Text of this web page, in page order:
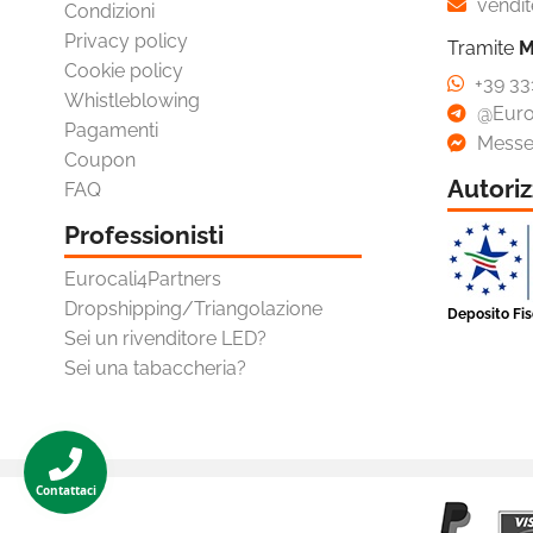
Omaggi E Coupon
Condizioni
Privacy policy
Cookie policy
Whistleblowing
Pagamenti
Coupon
FAQ
Professionisti
Eurocali4Partners
Dropshipping/Triangolazione
Sei un rivenditore LED?
Sei una tabaccheria?
Tramite
+39
Deposito
Contattaci